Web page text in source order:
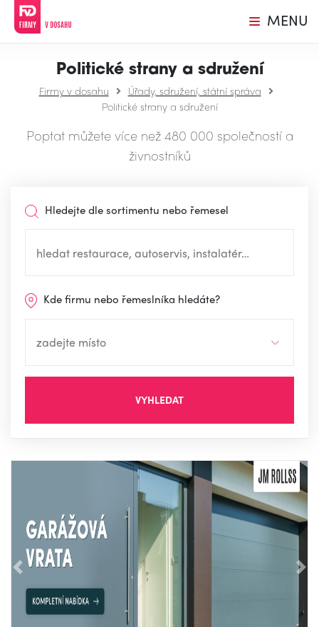
MENU
Politické strany a sdružení
Firmy v dosahu
Úřady, sdružení, státní správa
Politické strany a sdružení
Poptat můžete více než 480 000 společností a
živnostníků
Hledejte dle sortimentu nebo řemesel
Kde firmu nebo řemeslníka hledáte?
VYHLEDAT
Předchozí